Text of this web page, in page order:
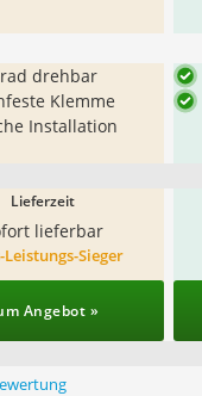
drehbar
Klemme
Installation
Lieferzeit
lieferbar
Leistungs-Sieger
Angebot »